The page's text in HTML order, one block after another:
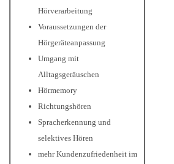
Hörverarbeitung
Voraussetzungen der
Hörgeräteanpassung
Umgang mit
Alltagsgeräuschen
Hörmemory
Richtungshören
Spracherkennung und
selektives Hören
mehr Kundenzufriedenheit im